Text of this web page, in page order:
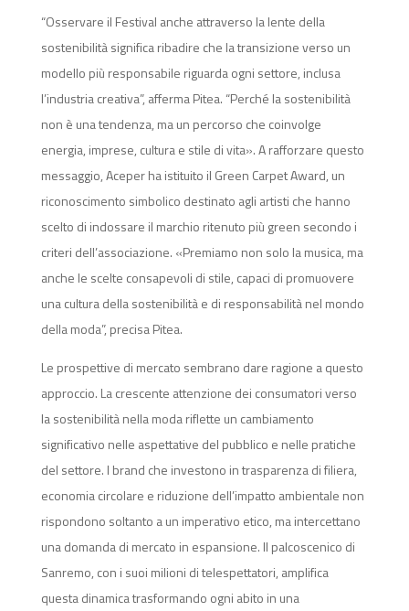
“Osservare il Festival anche attraverso la lente della
sostenibilità significa ribadire che la transizione verso un
modello più responsabile riguarda ogni settore, inclusa
l’industria creativa”, afferma Pitea. “Perché la sostenibilità
non è una tendenza, ma un percorso che coinvolge
energia, imprese, cultura e stile di vita». A rafforzare questo
messaggio, Aceper ha istituito il Green Carpet Award, un
riconoscimento simbolico destinato agli artisti che hanno
scelto di indossare il marchio ritenuto più green secondo i
criteri dell’associazione. «Premiamo non solo la musica, ma
anche le scelte consapevoli di stile, capaci di promuovere
una cultura della sostenibilità e di responsabilità nel mondo
della moda”, precisa Pitea.
Le prospettive di mercato sembrano dare ragione a questo
approccio. La crescente attenzione dei consumatori verso
la sostenibilità nella moda riflette un cambiamento
significativo nelle aspettative del pubblico e nelle pratiche
del settore. I brand che investono in trasparenza di filiera,
economia circolare e riduzione dell’impatto ambientale non
rispondono soltanto a un imperativo etico, ma intercettano
una domanda di mercato in espansione. Il palcoscenico di
Sanremo, con i suoi milioni di telespettatori, amplifica
questa dinamica trasformando ogni abito in una